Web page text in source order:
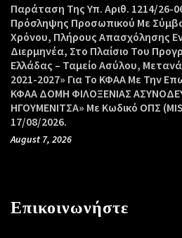
Παράταση Της Υπ. Αριθ. 1214/26-
Πρόσληψης Προσωπικού Με
Χρόνου, Πλήρους Απασχόλησης
Διερμηνέα, Στο Πλαίσιο Του
Ελλάδας – Ταμείο Ασύλου,
2021-2027» Για Το ΚΦΑΑ Με Την
ΚΦΑΑ ΔΟΜΗ ΦΙΛΟΞΕΝΙΑΣ
ΗΓΟΥΜΕΝΙΤΣΑ» Με Κωδικό ΟΠΣ
17/08/2026.
August 7, 2026
Επικοινωνήστε